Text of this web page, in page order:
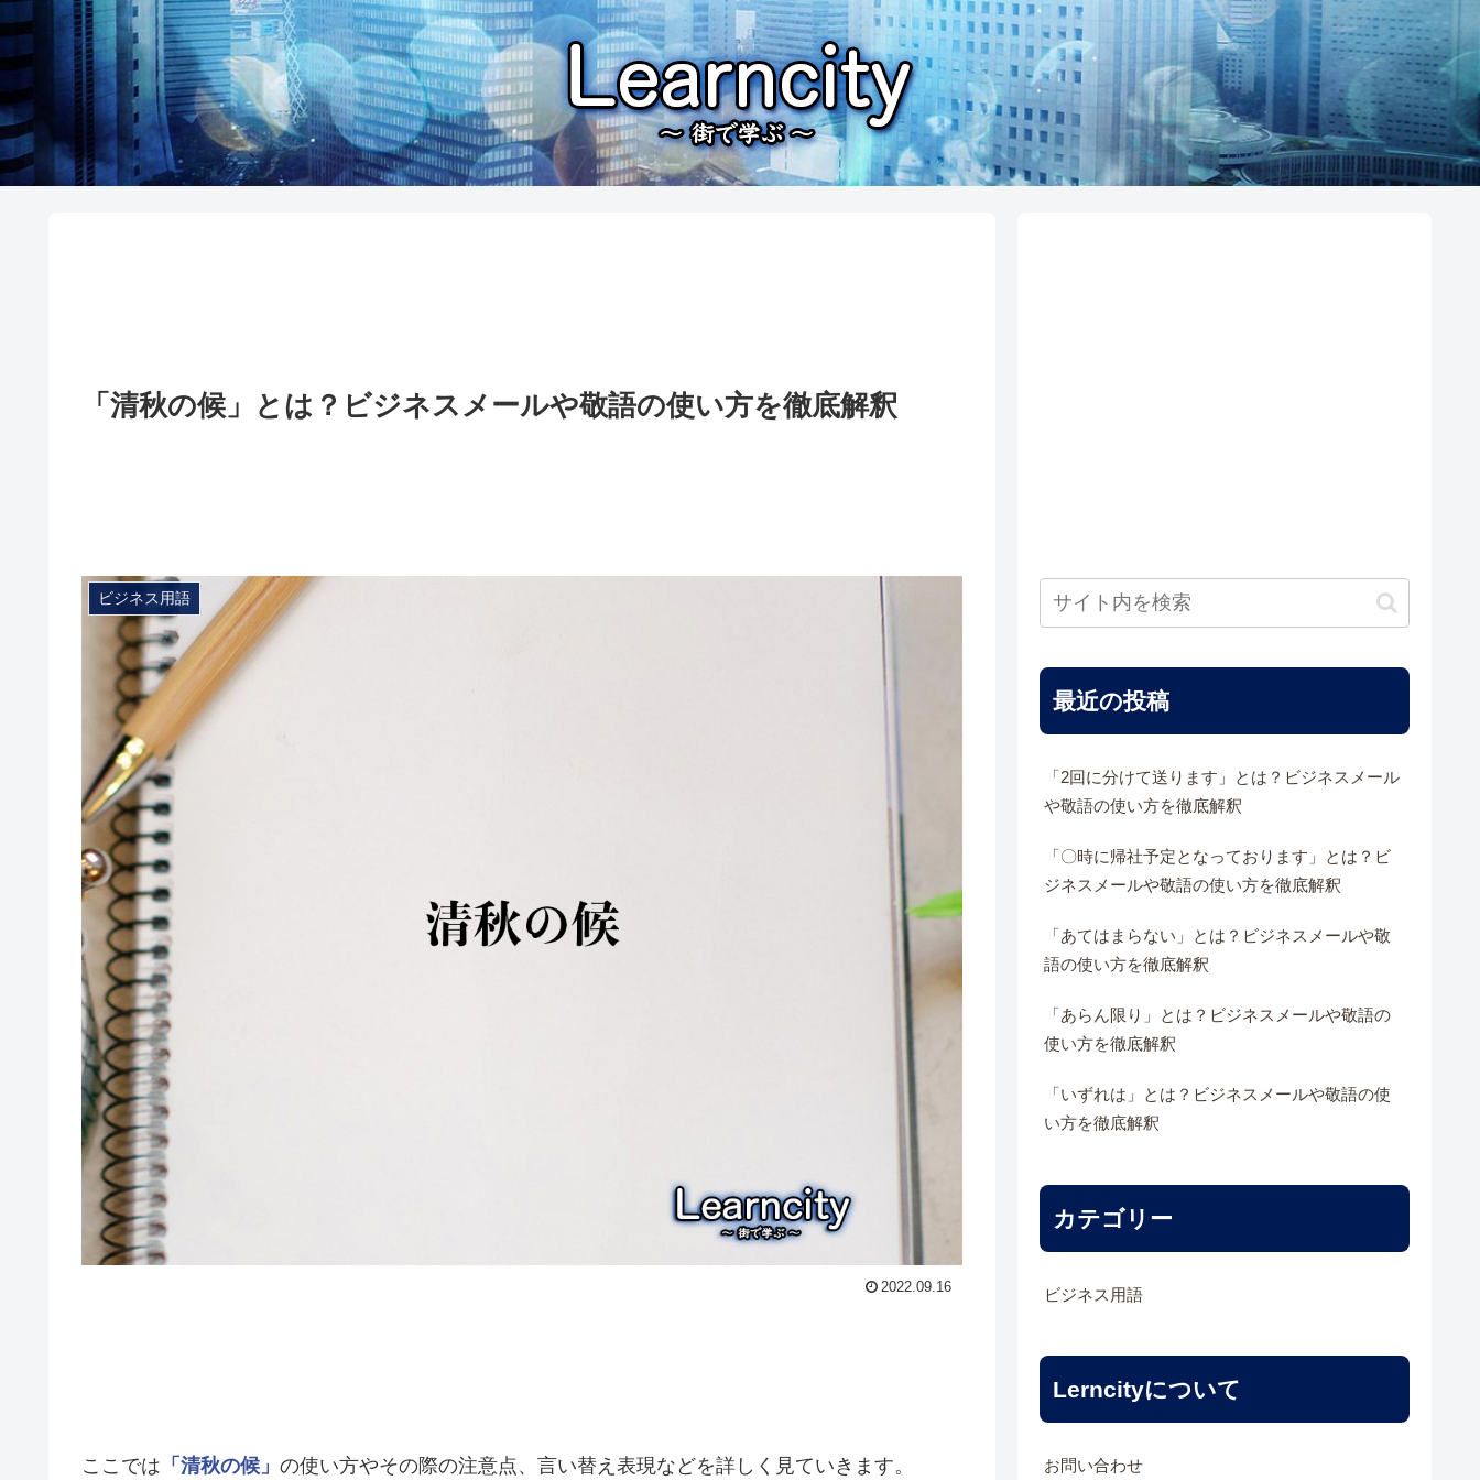
「清秋の候」とは？ビジネスメールや敬語の使い方を徹底解釈
ビジネス用語
2022.09.16
ここでは 「清秋の候」 の使い方やその際の注意点、言い替え表現などを詳しく見ていきます。
最近の投稿
「2回に分けて送ります」とは？ビジネスメール
や敬語の使い方を徹底解釈
「〇時に帰社予定となっております」とは？ビ
ジネスメールや敬語の使い方を徹底解釈
「あてはまらない」とは？ビジネスメールや敬
語の使い方を徹底解釈
「あらん限り」とは？ビジネスメールや敬語の
使い方を徹底解釈
「いずれは」とは？ビジネスメールや敬語の使
い方を徹底解釈
カテゴリー
ビジネス用語
Lerncityについて
お問い合わせ